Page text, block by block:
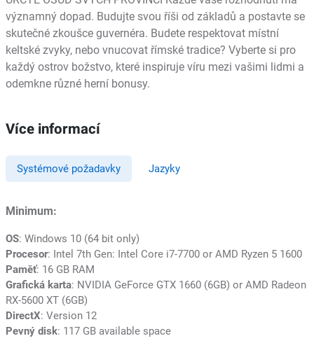
významný dopad. Budujte svou říši od základů a postavte se
skutečné zkoušce guvernéra. Budete respektovat místní
keltské zvyky, nebo vnucovat římské tradice? Vyberte si pro
každý ostrov božstvo, které inspiruje víru mezi vašimi lidmi a
odemkne různé herní bonusy.
Více informací
Systémové požadavky Jazyky
Minimum:
OS: Windows 10 (64 bit only)
Procesor: Intel 7th Gen: Intel Core i7-7700 or AMD Ryzen 5 1600
Paměť: 16 GB RAM
Grafická karta: NVIDIA GeForce GTX 1660 (6GB) or AMD Radeon
RX-5600 XT (6GB)
DirectX: Version 12
Pevný disk: 117 GB available space